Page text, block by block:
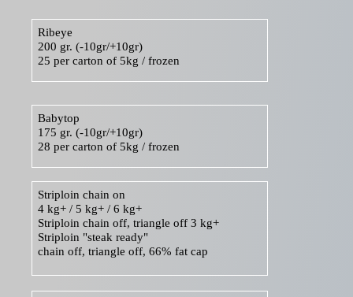
Cube roll 2,0 kg+
Heart of rump
Rump B (bigger part)
Rump A (smaller part)
Baby top
Striploin chain on
4 kg+ / 5 kg+ / 6 kg+
Striploin chain off, triangle off 3 kg+
Striploin "steak ready"
chain off, triangle off, 66% fat cap
Babytop
175 gr. (-10gr/+10gr)
28 per carton of 5kg / frozen
Ribeye
200 gr. (-10gr/+10gr)
25 per carton of 5kg / frozen